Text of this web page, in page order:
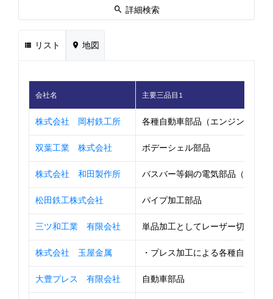
詳細検索
リスト 地図
会社名 主要三品目1
株式会社 岡村鉄工所 各種自動車部品（エンジン・ＶＣ
双葉工業 株式会社 ボデーシェル部品
株式会社 和田製作所 バスバー等銅の電気部品（パワエ
松田鉄工株式会社 パイプ加工部品
三ツ和工業 有限会社 単品加工としてレーザー切断から
株式会社 玉屋金属 ・プレス加工による各種自動車部
大豊プレス 有限会社 自動車部品